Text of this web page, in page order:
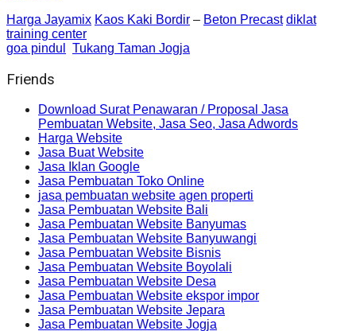
Harga Jayamix Kaos Kaki Bordir – Beton Precast diklat
training center
goa pindul
Tukang Taman Jogja
Friends
Download Surat Penawaran / Proposal Jasa
Pembuatan Website, Jasa Seo, Jasa Adwords
Harga Website
Jasa Buat Website
Jasa Iklan Google
Jasa Pembuatan Toko Online
jasa pembuatan website agen properti
Jasa Pembuatan Website Bali
Jasa Pembuatan Website Banyumas
Jasa Pembuatan Website Banyuwangi
Jasa Pembuatan Website Bisnis
Jasa Pembuatan Website Boyolali
Jasa Pembuatan Website Desa
Jasa Pembuatan Website ekspor impor
Jasa Pembuatan Website Jepara
Jasa Pembuatan Website Jogja